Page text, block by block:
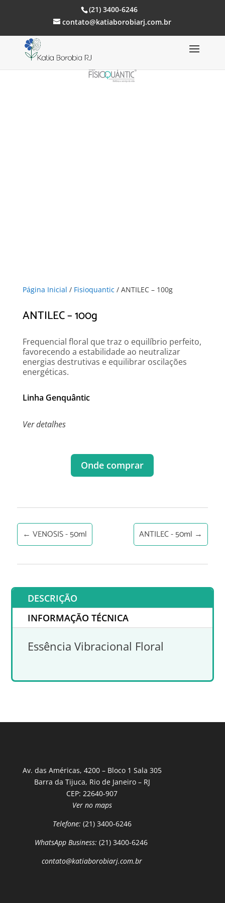
(21) 3400-6246
contato@katiaborobiarj.com.br
Página Inicial / Fisioquantic / ANTILEC – 100g
ANTILEC – 100g
Frequencial floral que traz o equilíbrio perfeito,
favorecendo a estabilidade ao neutralizar
energias destrutivas e equilibrar oscilações
energéticas.
Linha Genquântic
Ver detalhes
Onde comprar
← VENOSIS - 50ml ANTILEC - 50ml →
DESCRIÇÃO
INFORMAÇÃO TÉCNICA
Essência Vibracional Floral
Av. das Américas, 4200 – Bloco 1 Sala 305
Barra da Tijuca, Rio de Janeiro – RJ
CEP: 22640-907
Ver no maps
Telefone: (21) 3400-6246
WhatsApp Business: (21) 3400-6246
contato@katiaborobiarj.com.br